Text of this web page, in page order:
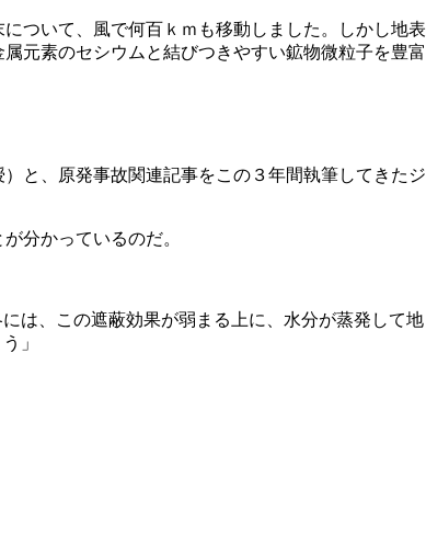
ついて、風で何百ｋｍも移動しました。しかし地表
元素のセシウムと結びつきやすい鉱物微粒子を豊富
と、原発事故関連記事をこの３年間執筆してきたジ
分かっているのだ。
は、この遮蔽効果が弱まる上に、水分が蒸発して地
」